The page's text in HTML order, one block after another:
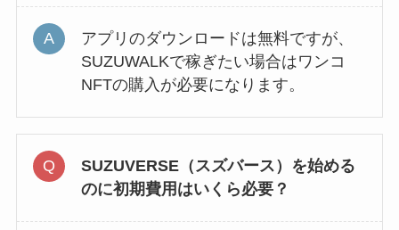
アプリのダウンロードは無料ですが、
SUZUWALKで稼ぎたい場合はワンコ
NFTの購入が必要になります。
SUZUVERSE（スズバース）を始める
のに初期費用はいくら必要？